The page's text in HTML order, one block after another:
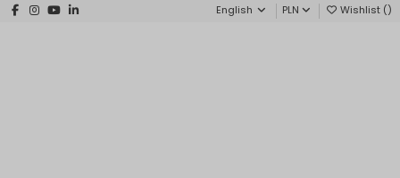
English PLN Wishlist ()